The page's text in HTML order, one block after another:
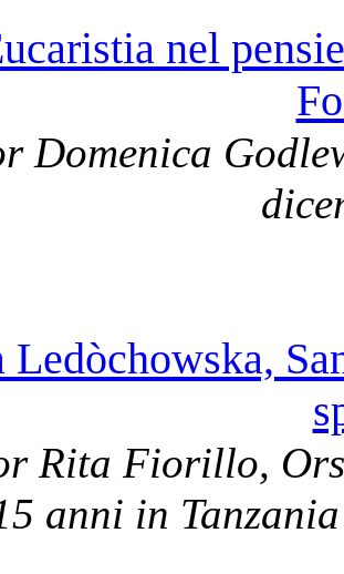
nel
Domenica
Ledòchowska,
Rita Fiorillo,
anni in